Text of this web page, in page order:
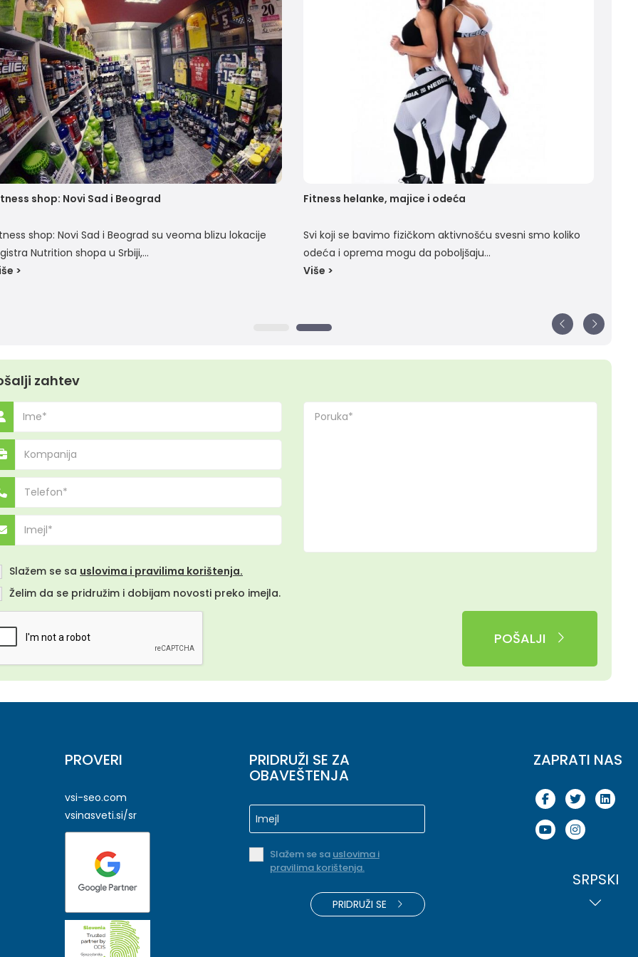
shop: Novi Sad i Beograd
shop: Novi Sad i Beograd su veoma blizu lokacije
Nutrition shopa u Srbiji,...
>
Fitness helanke, majice i odeća
Svi koji se bavimo fizičkom aktivnošću svesni smo koliko
odeća i oprema mogu da poboljšaju...
Više >
za mršavljenje i preparati
za mršavljenje na prirodnoj bazi ubrzavaju
masnih naslaga. Treninzi često...
zahtev
Slažem se sa uslovima i pravilima korištenja.
Želim da se pridružim i dobijam novosti preko imejla.
POŠALJI
PROVERI
vsi-seo.com
vsinasveti.si/sr
PRIDRUŽI SE ZA
OBAVEŠTENJA
Slažem se sa uslovima i
pravilima korištenja.
PRIDRUŽI SE
ZAPRATI NAS
SRPSKI